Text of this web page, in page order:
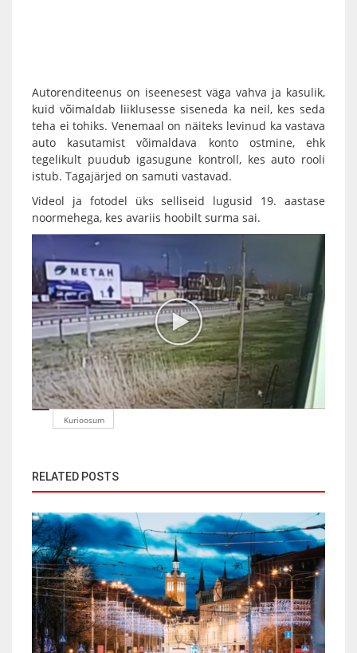
Autorenditeenus on iseenesest väga vahva ja kasulik,
kuid võimaldab liiklusesse siseneda ka neil, kes seda
teha ei tohiks. Venemaal on näiteks levinud ka vastava
auto kasutamist võimaldava konto ostmine, ehk
tegelikult puudub igasugune kontroll, kes auto rooli
istub. Tagajärjed on samuti vastavad.
Videol ja fotodel üks selliseid lugusid 19. aastase
noormehega, kes avariis hoobilt surma sai.
Kurioosum
RELATED POSTS